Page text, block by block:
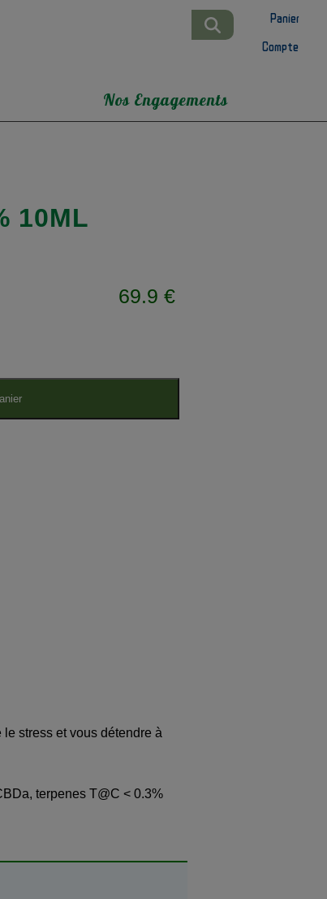
Panier
Compte
Nos Engagements
10ML
69.9 €
stress et vous détendre à
terpenes T@C < 0.3%